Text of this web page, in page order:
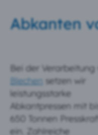
Abkanten
Bei der Verarbeitung
Blechen setzen wir
leistungsstarke
Abkantpressen mit
650 Tonnen
ein. Zahlreiche